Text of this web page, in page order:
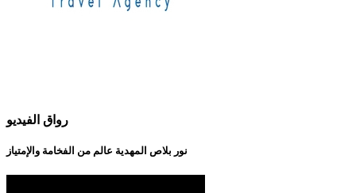
رواق الفيديو
نور بلاص المهدية عالم من الفخامة والإمتياز